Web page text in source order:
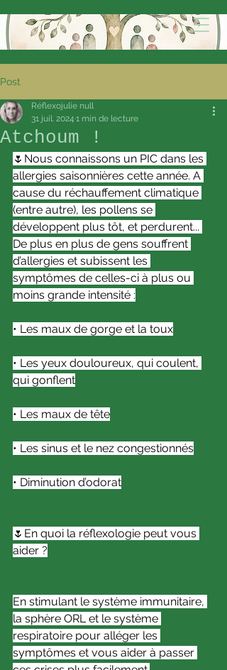
Post
Atchoum !
Réflexojulie null
31 juil. 2024 1 min de lecture
🌷Nous connaissons un PIC dans les
allergies saisonnières cette année. A
cause du réchauffement climatique
(entre autre), les pollens se
développent plus tôt, et perdurent...
De plus en plus de gens souffrent
d’allergies et subissent les
symptômes de celles-ci à plus ou
moins grande intensité :
• Les maux de gorge et la toux
• Les yeux douloureux, qui coulent,
qui gonflent
• Les maux de tête
• Les sinus et le nez congestionnés
• Diminution d’odorat
🌷En quoi la réflexologie peut vous
aider ?
En stimulant le système immunitaire,
la sphère ORL et le système
respiratoire pour alléger les
symptômes et vous aider à passer